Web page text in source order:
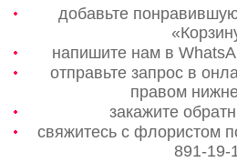
добавьте
напишите нам в
отправьте запрос в
правом
закажите
свяжитесь с флористом
891-19-